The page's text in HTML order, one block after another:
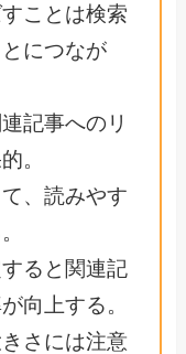
ことは検索
につなが
記事へのリ
。
、読みやす
ると関連記
向上する。
さには注意